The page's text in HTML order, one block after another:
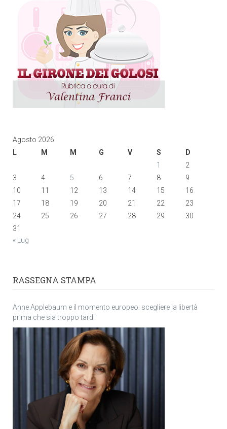
Agosto 2026
L
M M G V S
D
1
2
3
4 5 6 7 8
9
10
11 12 13 14 15
16
17
18 19 20 21 22
23
24
25 26 27 28 29
30
31
« Lug
RASSEGNA STAMPA
Anne Applebaum e il momento europeo: scegliere la libertà
prima che sia troppo tardi